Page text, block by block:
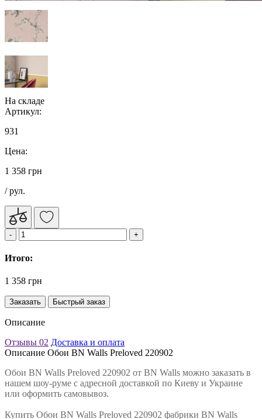
На складе
Артикул:
931
Цена:
1 358 грн
/ рул.
Итого:
1 358 грн
Заказать Быстрый заказ
Описание
Отзывы 02 Доставка и оплата
Описание Обои BN Walls Preloved 220902
Обои BN Walls Preloved 220902 от BN Walls можно заказать в
нашем шоу-руме с адресной доставкой по Киеву и Украине
или оформить самовывоз.
Купить Обои BN Walls Preloved 220902 фабрики BN Walls